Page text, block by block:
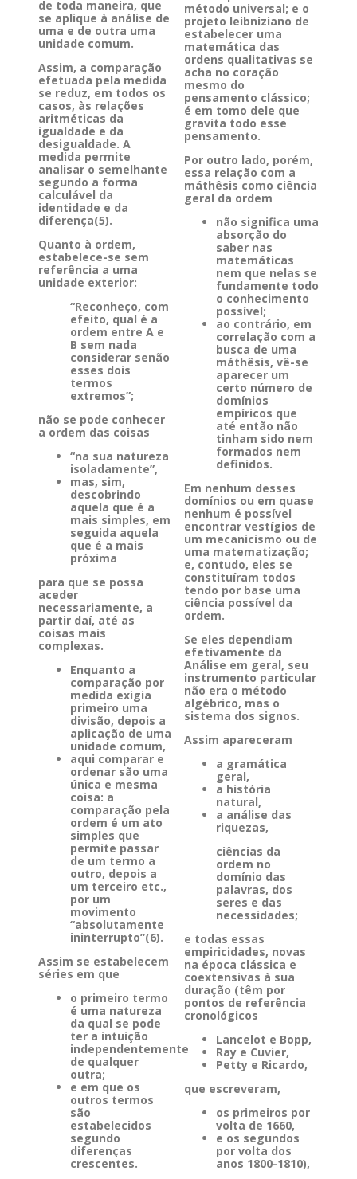
de toda maneira, que
se aplique à análise de
uma e de outra uma
unidade comum.
Assim, a comparação
efetuada pela medida
se reduz, em todos os
casos, às relações
aritméticas da
igualdade e da
desigualdade. A
medida permite
analisar o semelhante
segundo a forma
calculável da
identidade e da
diferença(5).
Quanto à ordem,
estabelece-se sem
referência a uma
unidade exterior:
“Reconheço, com
efeito, qual é a
ordem entre A e
B sem nada
considerar senão
esses dois
termos
extremos”;
não se pode conhecer
a ordem das coisas
“na sua natureza
isoladamente”,
mas, sim,
descobrindo
aquela que é a
mais simples, em
seguida aquela
que é a mais
próxima
para que se possa
aceder
necessariamente, a
partir daí, até as
coisas mais
complexas.
Enquanto a
comparação por
medida exigia
primeiro uma
divisão, depois a
aplicação de uma
unidade comum,
aqui comparar e
ordenar são uma
única e mesma
coisa: a
comparação pela
ordem é um ato
simples que
permite passar
de um termo a
outro, depois a
um terceiro etc.,
por um
movimento
“absolutamente
ininterrupto”(6).
Assim se estabelecem
séries em que
o primeiro termo
é uma natureza
da qual se pode
ter a intuição
independentemente
de qualquer
outra;
e em que os
outros termos
são
estabelecidos
segundo
diferenças
crescentes.
método universal; e o
projeto leibniziano de
estabelecer uma
matemática das
ordens qualitativas se
acha no coração
mesmo do
pensamento clássico;
é em tomo dele que
gravita todo esse
pensamento.
Por outro lado, porém,
essa relação com a
máthêsis como ciência
geral da ordem
não significa uma
absorção do
saber nas
matemáticas
nem que nelas se
fundamente todo
o conhecimento
possível;
ao contrário, em
correlação com a
busca de uma
máthêsis, vê-se
aparecer um
certo número de
domínios
empíricos que
até então não
tinham sido nem
formados nem
definidos.
Em nenhum desses
domínios ou em quase
nenhum é possível
encontrar vestígios de
um mecanicismo ou de
uma matematização;
e, contudo, eles se
constituíram todos
tendo por base uma
ciência possível da
ordem.
Se eles dependiam
efetivamente da
Análise em geral, seu
instrumento particular
não era o método
algébrico, mas o
sistema dos signos.
Assim apareceram
a gramática
geral,
a história
natural,
a análise das
riquezas,
ciências da
ordem no
domínio das
palavras, dos
seres e das
necessidades;
e todas essas
empiricidades, novas
na época clássica e
coextensivas à sua
duração (têm por
pontos de referência
cronológicos
Lancelot e Bopp,
Ray e Cuvier,
Petty e Ricardo,
que escreveram,
os primeiros por
volta de 1660,
e os segundos
por volta dos
anos 1800-1810),